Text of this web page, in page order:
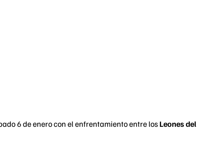
6 de enero con el enfrentamiento entre losLeones del